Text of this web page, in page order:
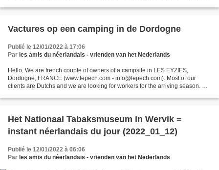
Vactures op een camping in de Dordogne
Publié le 12/01/2022 à 17:06
Par les amis du néerlandais - vrienden van het Nederlands
Hello, We are french couple of owners of a campsite in LES EYZIES,
Dordogne, FRANCE (www.lepech.com - info@lepech.com). Most of our
clients are Dutchs and we are looking for workers for the arriving season. We
Het Nationaal Tabaksmuseum in Wervik =
instant néerlandais du jour (2022_01_12)
Publié le 12/01/2022 à 06:06
Par les amis du néerlandais - vrienden van het Nederlands